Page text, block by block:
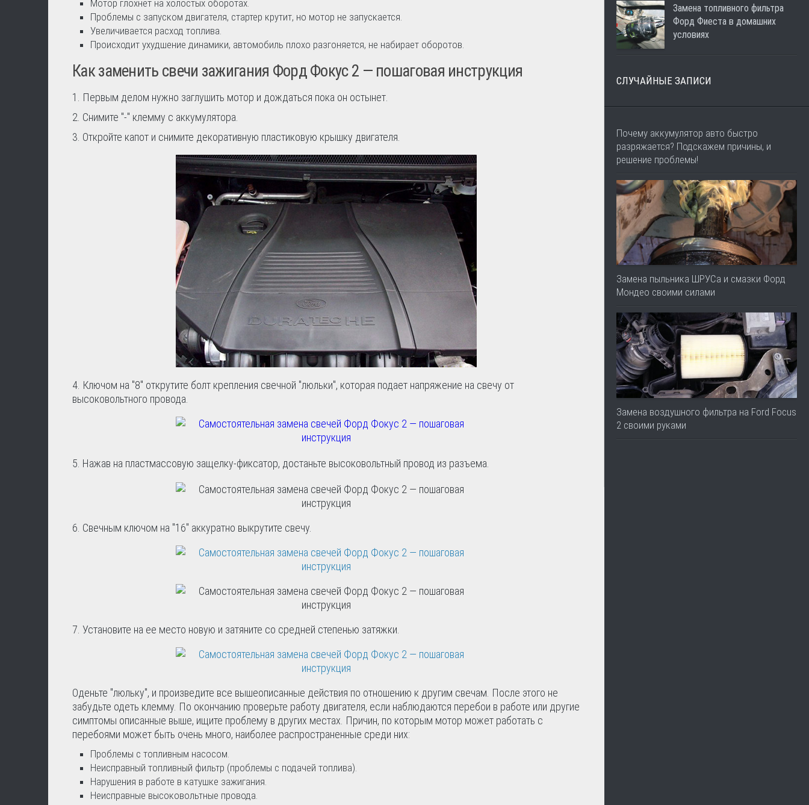
Мотор глохнет на холостых оборотах.
Проблемы с запуском двигателя, стартер крутит, но мотор не запускается.
Увеличивается расход топлива.
Происходит ухудшение динамики, автомобиль плохо разгоняется, не набирает оборотов.
Как заменить свечи зажигания Форд Фокус 2 — пошаговая инструкция
1. Первым делом нужно заглушить мотор и дождаться пока он остынет.
2. Снимите "-" клемму с аккумулятора.
3. Откройте капот и снимите декоративную пластиковую крышку двигателя.
4. Ключом на "8" открутите болт крепления свечной "люльки", которая подает напряжение на свечу от
высоковольтного провода.
5. Нажав на пластмассовую защелку-фиксатор, достаньте высоковольтный провод из разъема.
6. Свечным ключом на "16" аккуратно выкрутите свечу.
7. Установите на ее место новую и затяните со средней степенью затяжки.
Оденьте "люльку", и произведите все вышеописанные действия по отношению к другим свечам. После этого не
забудьте одеть клемму. По окончанию проверьте работу двигателя, если наблюдаются перебои в работе или другие
симптомы описанные выше, ищите проблему в других местах. Причин, по которым мотор может работать с
перебоями может быть очень много, наиболее распространенные среди них:
Проблемы с топливным насосом.
Неисправный топливный фильтр (проблемы с подачей топлива).
Нарушения в работе в катушке зажигания.
Неисправные высоковольтные провода.
Замена топливного фильтра
Форд Фиеста в домашних
условиях
СЛУЧАЙНЫЕ ЗАПИСИ
Почему аккумулятор авто быстро
разряжается? Подскажем причины, и
решение проблемы!
Замена пыльника ШРУСа и смазки Форд
Мондео своими силами
Замена воздушного фильтра на Ford Focus
2 своими руками